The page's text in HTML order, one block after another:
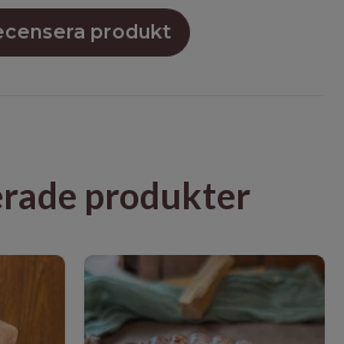
produkt
produkter